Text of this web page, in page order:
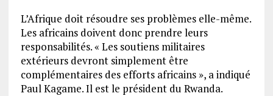
L’Afrique doit résoudre ses problèmes elle-même.
Les africains doivent donc prendre leurs
responsabilités. « Les soutiens militaires
extérieurs devront simplement être
complémentaires des efforts africains », a indiqué
Paul Kagame. Il est le président du Rwanda.